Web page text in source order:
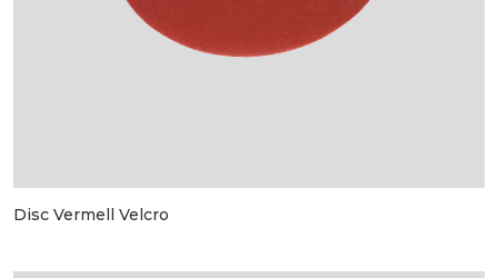
Disc Vermell Velcro